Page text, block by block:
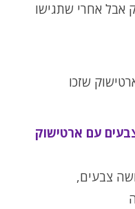
אבל אחרי שתגישו
שזכו
עם ארטישוק
צבעים,